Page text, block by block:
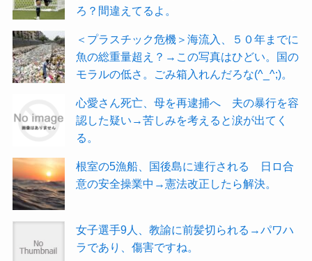
ろ？間違えてるよ。
＜プラスチック危機＞海流入、５０年までに
魚の総重量超え？→この写真はひどい。国の
モラルの低さ。ごみ箱入れんだろな(^_^;)。
心愛さん死亡、母を再逮捕へ 夫の暴行を容
認した疑い→苦しみを考えると涙が出てく
る。
根室の5漁船、国後島に連行される 日ロ合
意の安全操業中→憲法改正したら解決。
女子選手9人、教諭に前髪切られる→パワハ
ラであり、傷害ですね。